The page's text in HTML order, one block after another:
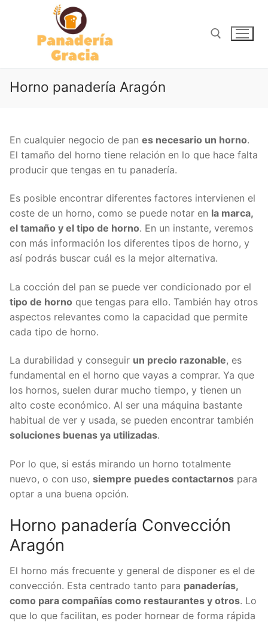
contenido
Buscar:
Horno panadería Aragón
En cualquier negocio de pan es necesario un horno.
El tamaño del horno tiene relación en lo que hace falta
producir que tengas en tu panadería.
Es posible encontrar diferentes factores intervienen el
coste de un horno, como se puede notar en la marca,
el tamaño y el tipo de horno. En un instante, veremos
con más información los diferentes tipos de horno, y
así podrás buscar cuál es la mejor alternativa.
La cocción del pan se puede ver condicionado por el
tipo de horno que tengas para ello. También hay otros
aspectos relevantes como la capacidad que permite
cada tipo de horno.
La durabilidad y conseguir un precio razonable, es
fundamental en el horno que vayas a comprar. Ya que
los hornos, suelen durar mucho tiempo, y tienen un
alto coste económico. Al ser una máquina bastante
habitual de ver y usada, se pueden encontrar también
soluciones buenas ya utilizadas.
Por lo que, si estás mirando un horno totalmente
nuevo, o con uso, siempre puedes contactarnos para
optar a una buena opción.
Horno panadería Convección
Aragón
El horno más frecuente y general de disponer es el de
convección. Esta centrado tanto para panaderías,
como para compañías como restaurantes y otros. Lo
que lo que facilitan, es poder hornear de forma rápida